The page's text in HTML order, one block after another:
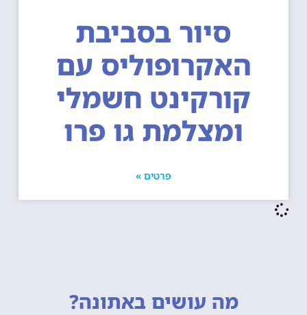
סיור בסביבת
האקרופוליס עם
קורקינט חשמלי
ומצלמת גו פרו
מה עושים באתונה?